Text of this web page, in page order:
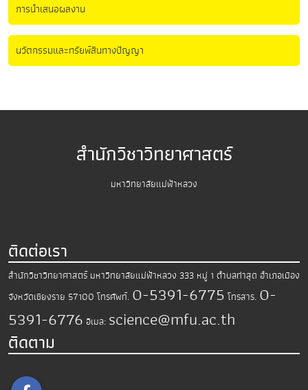
การนำเสนอผลงาน
นวัตกรรมและทรัยพ์สินทางปัญญา
สำนักวิชาวิทยาศาสตร์
มหาวิทยาลัยแม่ฟ้าหลวง
ติดต่อเรา
สำนักวิชาวิทยาศาสตร์ มหาวิทยาลัยแม่ฟ้าหลวง 333 หมู่ 1 ตำบลท่าสุด อำเภอเมือง
จังหวัดเชียงราย 57100 โทรศัพท์. 0-5391-6775 โทรสาร. 0-
5391-6776 อีเมล: science@mfu.ac.th
ติดตาม